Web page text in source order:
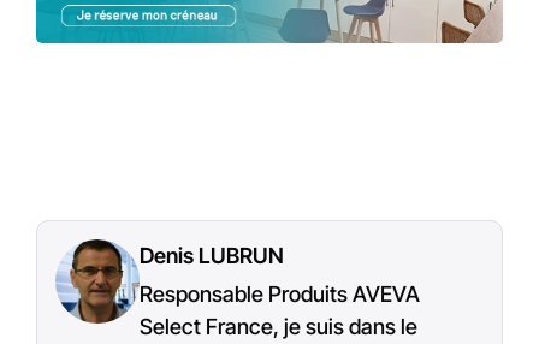
Denis LUBRUN
Responsable Produits AVEVA
Select France, je suis dans le